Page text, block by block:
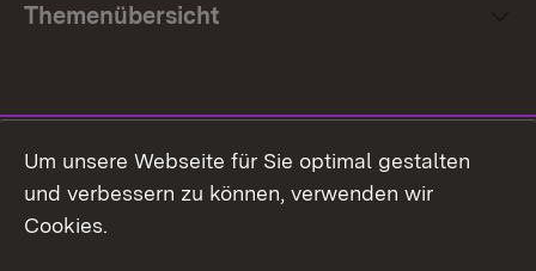
Themenübersicht
Facebook
Um unsere Webseite für Sie optimal gestalten
und verbessern zu können, verwenden wir
Cookies.